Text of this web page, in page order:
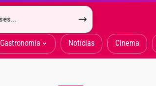
Gastronomia Notícias Cinema